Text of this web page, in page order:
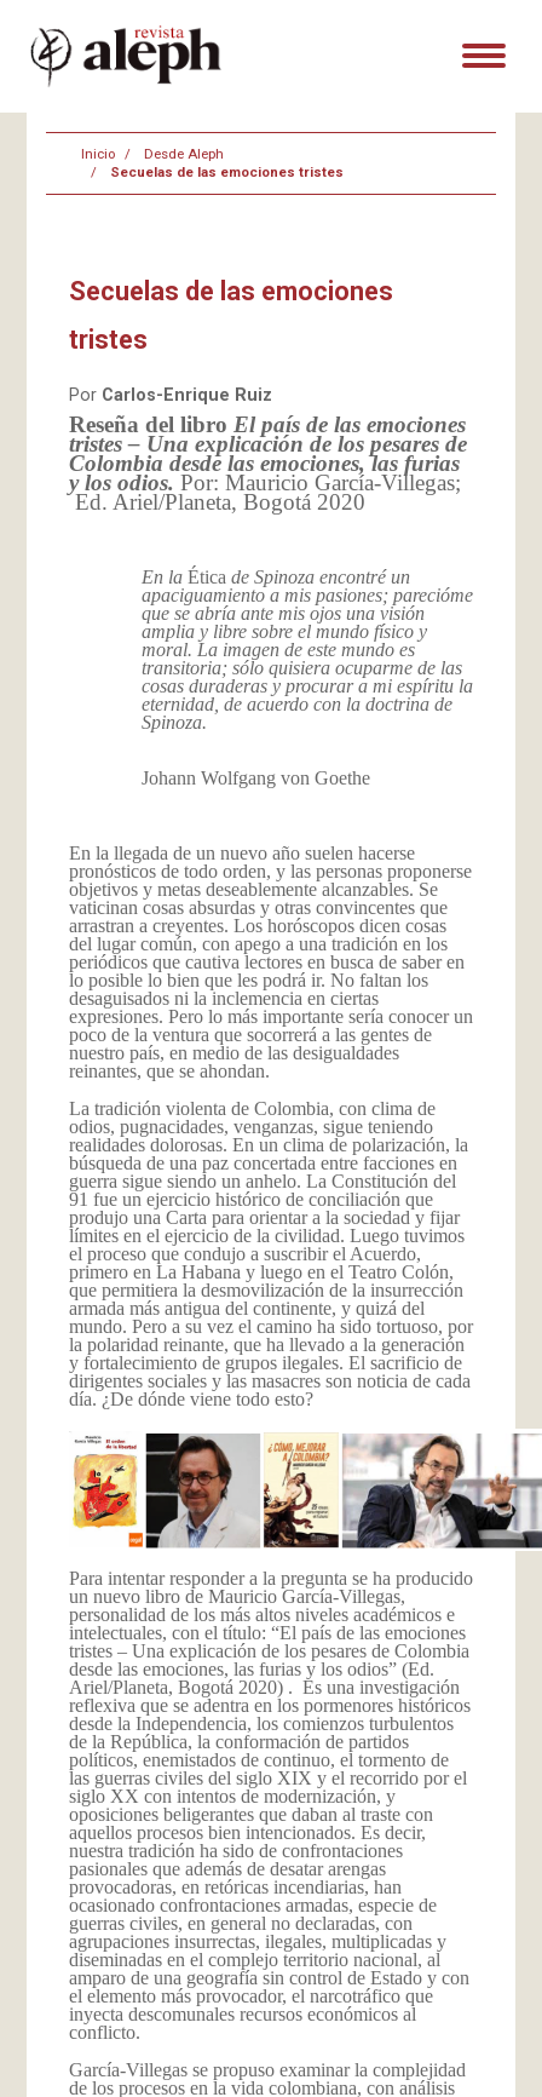
Inicio
Desde Aleph
Secuelas de las emociones tristes
Secuelas de las emociones
tristes
Por Carlos-Enrique Ruiz
Reseña del libro El país de las emociones
tristes – Una explicación de los pesares de
Colombia desde las emociones, las furias
y los odios. Por: Mauricio García-Villegas;
Ed. Ariel/Planeta, Bogotá 2020
En la Ética de Spinoza encontré un
apaciguamiento a mis pasiones; parecióme
que se abría ante mis ojos una visión
amplia y libre sobre el mundo físico y
moral. La imagen de este mundo es
transitoria; sólo quisiera ocuparme de las
cosas duraderas y procurar a mi espíritu la
eternidad, de acuerdo con la doctrina de
Spinoza.
Johann Wolfgang von Goethe
En la llegada de un nuevo año suelen hacerse
pronósticos de todo orden, y las personas proponerse
objetivos y metas deseablemente alcanzables. Se
vaticinan cosas absurdas y otras convincentes que
arrastran a creyentes. Los horóscopos dicen cosas
del lugar común, con apego a una tradición en los
periódicos que cautiva lectores en busca de saber en
lo posible lo bien que les podrá ir. No faltan los
desaguisados ni la inclemencia en ciertas
expresiones. Pero lo más importante sería conocer un
poco de la ventura que socorrerá a las gentes de
nuestro país, en medio de las desigualdades
reinantes, que se ahondan.
La tradición violenta de Colombia, con clima de
odios, pugnacidades, venganzas, sigue teniendo
realidades dolorosas. En un clima de polarización, la
búsqueda de una paz concertada entre facciones en
guerra sigue siendo un anhelo. La Constitución del
91 fue un ejercicio histórico de conciliación que
produjo una Carta para orientar a la sociedad y fijar
límites en el ejercicio de la civilidad. Luego tuvimos
el proceso que condujo a suscribir el Acuerdo,
primero en La Habana y luego en el Teatro Colón,
que permitiera la desmovilización de la insurrección
armada más antigua del continente, y quizá del
mundo. Pero a su vez el camino ha sido tortuoso, por
la polaridad reinante, que ha llevado a la generación
y fortalecimiento de grupos ilegales. El sacrificio de
dirigentes sociales y las masacres son noticia de cada
día. ¿De dónde viene todo esto?
Para intentar responder a la pregunta se ha producido
un nuevo libro de Mauricio García-Villegas,
personalidad de los más altos niveles académicos e
intelectuales, con el título: “El país de las emociones
tristes – Una explicación de los pesares de Colombia
desde las emociones, las furias y los odios” (Ed.
Ariel/Planeta, Bogotá 2020) . Es una investigación
reflexiva que se adentra en los pormenores históricos
desde la Independencia, los comienzos turbulentos
de la República, la conformación de partidos
políticos, enemistados de continuo, el tormento de
las guerras civiles del siglo XIX y el recorrido por el
siglo XX con intentos de modernización, y
oposiciones beligerantes que daban al traste con
aquellos procesos bien intencionados. Es decir,
nuestra tradición ha sido de confrontaciones
pasionales que además de desatar arengas
provocadoras, en retóricas incendiarias, han
ocasionado confrontaciones armadas, especie de
guerras civiles, en general no declaradas, con
agrupaciones insurrectas, ilegales, multiplicadas y
diseminadas en el complejo territorio nacional, al
amparo de una geografía sin control de Estado y con
el elemento más provocador, el narcotráfico que
inyecta descomunales recursos económicos al
conflicto.
García-Villegas se propuso examinar la complejidad
de los procesos en la vida colombiana, con análisis